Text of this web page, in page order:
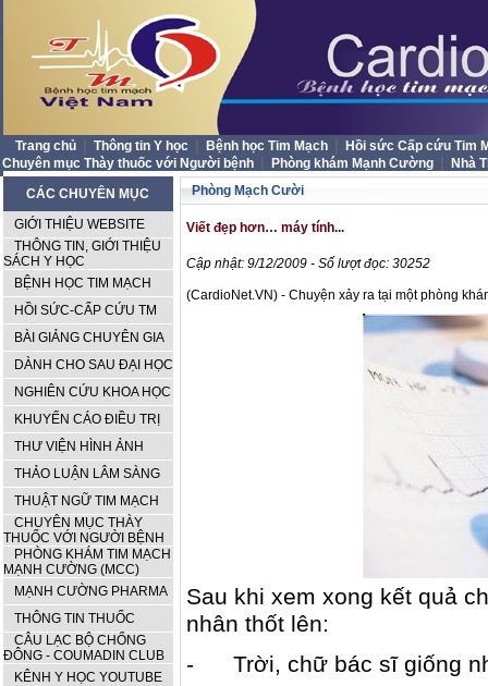
Trang chủ Thông tin Y học Bệnh học Tim Mạch
Hồi sức Cấp cứu Tim
Chuyên mục Thày thuốc với Người bệnh
Phòng khám Mạnh Cường
Nhà
CÁC CHUYÊN MỤC
GIỚI THIỆU WEBSITE
THÔNG TIN, GIỚI THIỆU
SÁCH Y HỌC
BỆNH HỌC TIM MẠCH
HỒI SỨC-CẤP CỨU TM
BÀI GIẢNG CHUYÊN GIA
DÀNH CHO SAU ĐẠI HỌC
NGHIÊN CỨU KHOA HỌC
KHUYẾN CÁO ĐIỀU TRỊ
THƯ VIỆN HÌNH ẢNH
THẢO LUẬN LÂM SÀNG
THUẬT NGỮ TIM MẠCH
CHUYÊN MỤC THÀY
THUỐC VỚI NGƯỜI BỆNH
PHÒNG KHÁM TIM MẠCH
MẠNH CƯỜNG (MCC)
MẠNH CƯỜNG PHARMA
THÔNG TIN THUỐC
CÂU LẠC BỘ CHỐNG
ĐÔNG - COUMADIN CLUB
KÊNH Y HỌC YOUTUBE
Phòng Mạch Cười
Viết đẹp hơn… máy tính...
Cập nhật: 9/12/2009 - Số lượt đọc: 30252
(CardioNet.VN) - Chuyện xảy ra tại một phòng
Sau khi xem xong kết quả
nhân thốt lên:
-
Trời, chữ bác sĩ giống